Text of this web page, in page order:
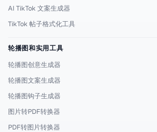
AI TikTok 文案生成器
TikTok 帖子格式化工具
轮播图和实用工具
轮播图创意生成器
轮播图文案生成器
轮播图钩子生成器
图片转PDF转换器
PDF转图片转换器